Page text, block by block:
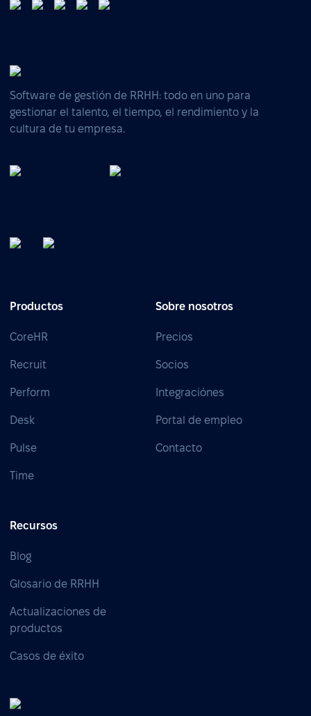
Software de gestión de RRHH: todo en uno para
gestionar el talento, el tiempo, el rendimiento y la
cultura de tu empresa.
Productos
CoreHR
Recruit
Perform
Desk
Pulse
Time
Sobre nosotros
Precios
Socios
Integraciónes
Portal de empleo
Contacto
Recursos
Blog
Glosario de RRHH
Actualizaciones de
productos
Casos de éxito